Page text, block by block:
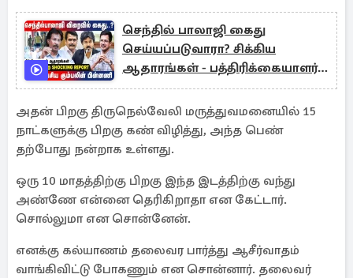
செந்தில் பாலாஜி கைது
செய்யப்படுவாரா? சிக்கிய
ஆதாரங்கள் - பத்திரிக்கையாளர்
முத்தலீப்
அதன் பிறகு திருநெல்வேலி மருத்துவமனையில் 15
நாட்களுக்கு பிறகு கண் விழித்து, அந்த பெண்
தற்போது நன்றாக உள்ளது.
ஒரு 10 மாதத்திற்கு பிறகு இந்த இடத்திற்கு வந்து
அண்ணே என்னை தெரிகிறாதா என கேட்டார்.
சொல்லுமா என சொன்னேன்.
எனக்கு கல்யாணம் தலைவர பார்த்து ஆசீர்வாதம்
வாங்கிவிட்டு போகணும் என சொன்னார். தலைவர்